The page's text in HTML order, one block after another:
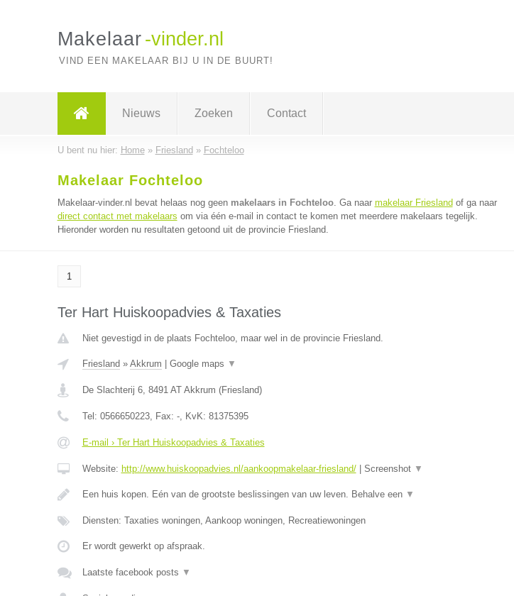
Makelaar -vinder.nl
VIND EEN MAKELAAR BIJ U IN DE BUURT!
Nieuws Zoeken Contact
U bent nu hier: Home» Friesland » Fochteloo
Makelaar Fochteloo
Makelaar-vinder.nl bevat helaas nog geen makelaars in Fochteloo. Ga naar makelaar Friesland of ga naar
direct contact met makelaars om via één e-mail in contact te komen met meerdere makelaars tegelijk.
Hieronder worden nu resultaten getoond uit de provincie Friesland.
1
Ter Hart Huiskoopadvies & Taxaties
Niet gevestigd in de plaats Fochteloo, maar wel in de provincie Friesland.
Friesland » Akkrum Google maps ▼
De Slachterij 6, 8491 AT Akkrum (Friesland)
Tel: 0566650223, Fax: -, KvK: 81375395
E-mail › Ter Hart Huiskoopadvies & Taxaties
Website: http://www.huiskoopadvies.nl/aankoopmakelaar-friesland/| Screenshot ▼
Een huis kopen. Eén van de grootste beslissingen van uw leven. Behalve een ▼
Diensten: Taxaties woningen, Aankoop woningen, Recreatiewoningen
Er wordt gewerkt op afspraak.
Laatste facebook posts ▼